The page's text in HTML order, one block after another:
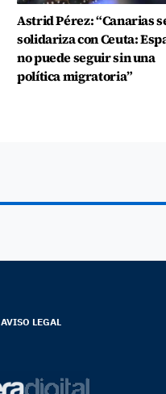
Astrid Pérez: “Canarias
solidariza con Ceuta:
no puede seguir sin una
política migratoria”
AVISO LEGAL